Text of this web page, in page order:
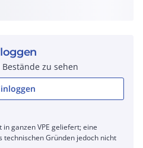
zu sehen
ganzen VPE geliefert; eine
technischen Gründen jedoch nicht